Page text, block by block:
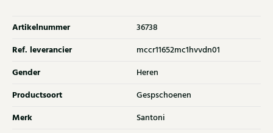
Artikelnummer 36738
Ref. leverancier mccr11652mc1hvvdn01
Gender Heren
Productsoort Gespschoenen
Merk Santoni